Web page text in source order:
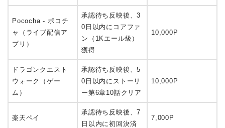
Pococha - ポコチ
ャ（ライブ配信ア
プリ）
承認待ち反映後、3
0日以内にコアファ
ン（1Kエール級）
獲得
10,000P
ドラゴンクエスト
ウォーク（ゲー
ム）
承認待ち反映後、5
0日以内にストーリ
ー第6章10話クリア
10,000P
楽天ペイ
承認待ち反映後、7
日以内に初回決済
7,000P